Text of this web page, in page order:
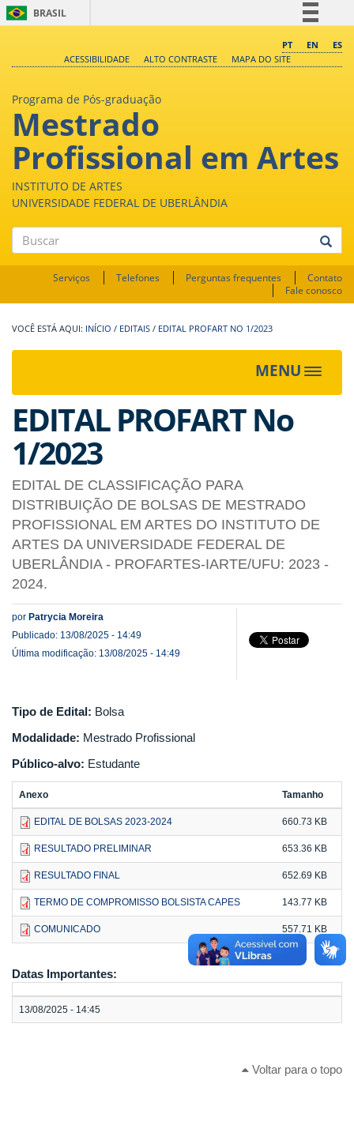
BRASIL
Comunica BR
Canais
PT EN
ES
ACESSIBILIDADE
ALTO CONTRASTE MAPA DO SITE
Programa de Pós-graduação
Mestrado
Profissional em Artes
INSTITUTO DE ARTES
UNIVERSIDADE FEDERAL DE UBERLÂNDIA
Buscar
Serviços Telefones Perguntas frequentes
Contato
Fale conosco
INÍCIO / EDITAIS / EDITAL PROFART NO 1/2023
MENU
Toggle
EDITAL PROFART No
1/2023
EDITAL DE CLASSIFICAÇÃO PARA
DISTRIBUIÇÃO DE BOLSAS DE MESTRADO
PROFISSIONAL EM ARTES DO INSTITUTO DE
ARTES DA UNIVERSIDADE FEDERAL DE
UBERLÂNDIA - PROFARTES-IARTE/UFU: 2023 -
2024.
por Patrycia Moreira
Publicado: 13/08/2025 - 14:49
Última modificação: 13/08/2025 - 14:49
Tipo de Edital: Bolsa
Modalidade: Mestrado Profissional
Público-alvo: Estudante
Anexo Tamanho
EDITAL DE BOLSAS 2023-2024 660.73 KB
RESULTADO PRELIMINAR 653.36 KB
RESULTADO FINAL 652.69 KB
TERMO DE COMPROMISSO BOLSISTA CAPES 143.77 KB
COMUNICADO 557.71 KB
Datas Importantes:
13/08/2025 - 14:45
Voltar para o topo